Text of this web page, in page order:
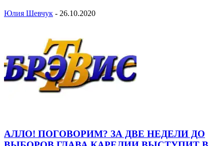
Юлия Шевчук - 26.10.2020
АЛЛО! ПОГОВОРИМ? ЗА ДВЕ НЕДЕЛИ ДО